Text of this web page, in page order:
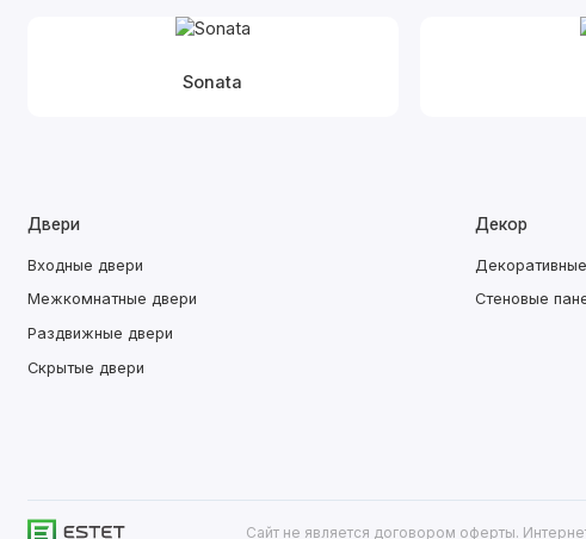
Sonata
Двери
Входные двери
Межкомнатные двери
Раздвижные двери
Скрытые двери
Декор
Стеновые
Сайт не является договором оферты.